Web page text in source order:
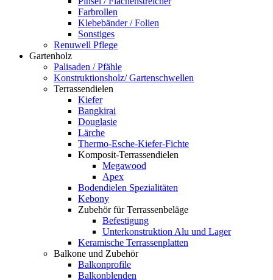
Farbrollen
Klebebänder / Folien
Sonstiges
Renuwell Pflege
Gartenholz
Palisaden / Pfähle
Konstruktionsholz/ Gartenschwellen
Terrassendielen
Kiefer
Bangkirai
Douglasie
Lärche
Thermo-Esche-Kiefer-Fichte
Komposit-Terrassendielen
Megawood
Apex
Bodendielen Spezialitäten
Kebony
Zubehör für Terrassenbeläge
Befestigung
Unterkonstruktion Alu und Lager
Keramische Terrassenplatten
Balkone und Zubehör
Balkonprofile
Balkonblenden